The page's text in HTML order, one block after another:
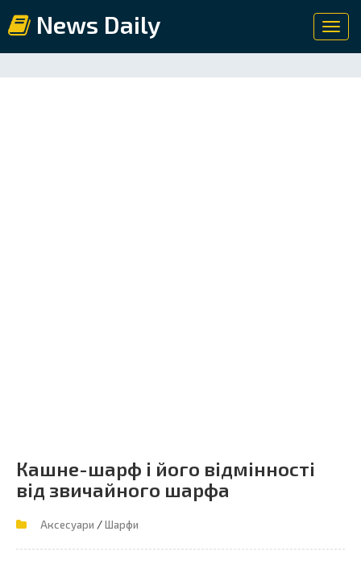
News Daily
Кашне-шарф і його відмінності
від звичайного шарфа
Аксесуари /Шарфи